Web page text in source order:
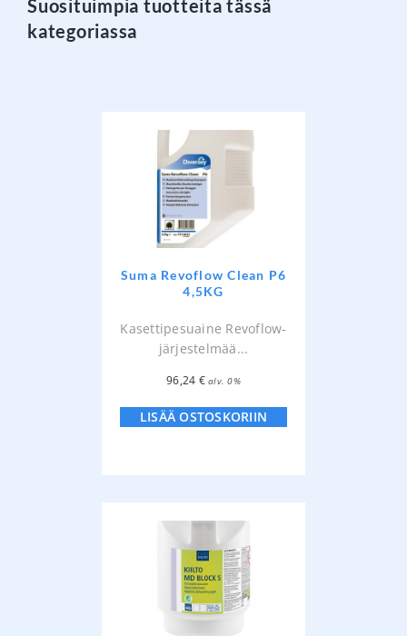
Suosituimpia tuotteita tässä
kategoriassa
Suma Revoflow Clean P6
4,5KG
Kasettipesuaine Revoflow-
järjestelmää...
96,24 € alv. 0%
LISÄÄ OSTOSKORIIN